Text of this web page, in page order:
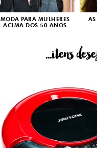
MODA PARA MULHERES
ACIMA DOS 50 ANOS
AS
...itens